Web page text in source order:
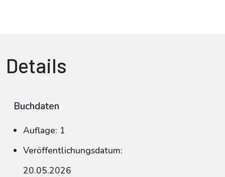
Details
Buchdaten
Auflage: 1
Veröffentlichungsdatum:
20.05.2026